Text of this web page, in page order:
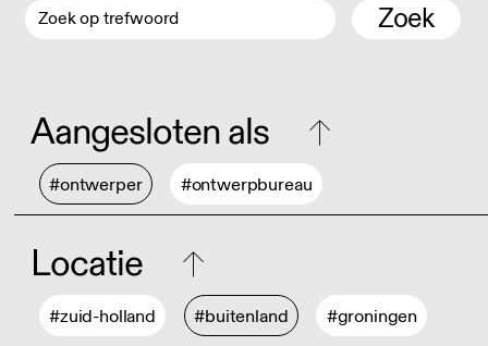
Zoek
Aangesloten als
#ontwerper #ontwerpbureau
Locatie
#zuid-holland #buitenland #groningen